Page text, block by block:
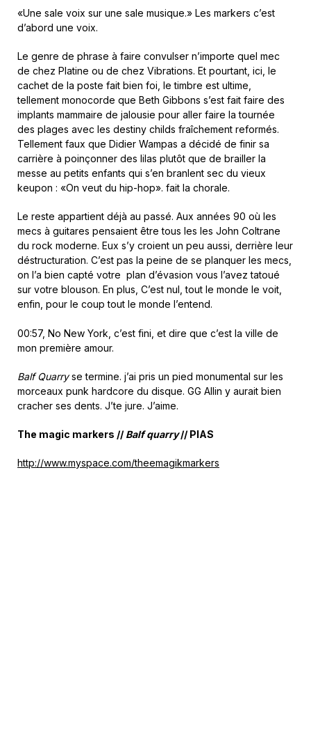
«Une sale voix sur une sale musique.» Les markers c’est
d’abord une voix.
Le genre de phrase à faire convulser n’importe quel mec
de chez Platine ou de chez Vibrations. Et pourtant, ici, le
cachet de la poste fait bien foi, le timbre est ultime,
tellement monocorde que Beth Gibbons s’est fait faire des
implants mammaire de jalousie pour aller faire la tournée
des plages avec les destiny childs fraîchement reformés.
Tellement faux que Didier Wampas a décidé de finir sa
carrière à poinçonner des lilas plutôt que de brailler la
messe au petits enfants qui s’en branlent sec du vieux
keupon : «On veut du hip-hop». fait la chorale.
Le reste appartient déjà au passé. Aux années 90 où les
mecs à guitares pensaient être tous les les John Coltrane
du rock moderne. Eux s’y croient un peu aussi, derrière leur
déstructuration. C’est pas la peine de se planquer les mecs,
on l’a bien capté votre plan d’évasion vous l’avez tatoué
sur votre blouson. En plus, C’est nul, tout le monde le voit,
enfin, pour le coup tout le monde l’entend.
00:57, No New York, c’est fini, et dire que c’est la ville de
mon première amour.
Balf Quarryse termine. j’ai pris un pied monumental sur les
morceaux punk hardcore du disque. GG Allin y aurait bien
cracher ses dents. J’te jure. J’aime.
The magic markers // Balf quarry// PIAS
http://www.myspace.com/theemagikmarkers